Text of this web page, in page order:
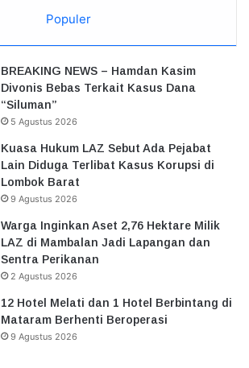
Populer
BREAKING NEWS – Hamdan Kasim
Divonis Bebas Terkait Kasus Dana
“Siluman”
5 Agustus 2026
Kuasa Hukum LAZ Sebut Ada Pejabat
Lain Diduga Terlibat Kasus Korupsi di
Lombok Barat
9 Agustus 2026
Warga Inginkan Aset 2,76 Hektare Milik
LAZ di Mambalan Jadi Lapangan dan
Sentra Perikanan
2 Agustus 2026
12 Hotel Melati dan 1 Hotel Berbintang di
Mataram Berhenti Beroperasi
9 Agustus 2026